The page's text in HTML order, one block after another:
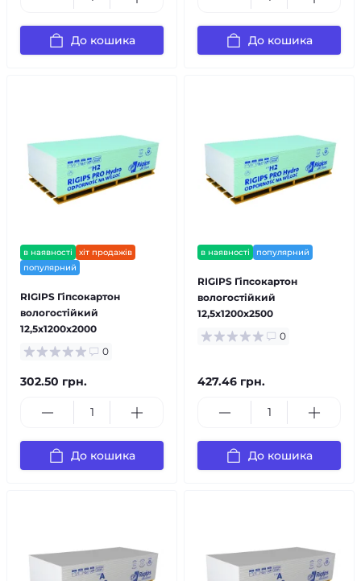
До кошика До кошика
в наявності
хіт продажів
популярний
RIGIPS Гіпсокартон
вологостійкий
12,5х1200х2000
0
302.50 грн.
До кошика
в наявності популярний
RIGIPS Гіпсокартон
вологостійкий
12,5х1200х2500
0
427.46 грн.
До кошика